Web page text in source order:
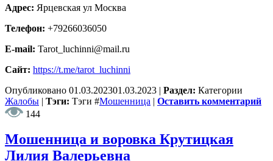
Адрес: Ярцевская ул Москва
Телефон: +79266036050
E-mail: Tarot_luchinni@mail.ru
Сайт: https://t.me/tarot_luchinni
Опубликовано 01.03.202301.03.2023 | Раздел: Категории
Жалобы | Тэги: Тэги #Мошенница | Оставить комментарий
144
Мошенница и воровка Крутицкая
Лилия Валерьевна